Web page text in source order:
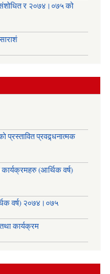
र २०७४।०७५ को
प्रवद्र्धनात्मक
कार्यक्रमहरु (आर्थिक वर्ष)
वर्ष) २०७४।०७५
कार्यक्रम